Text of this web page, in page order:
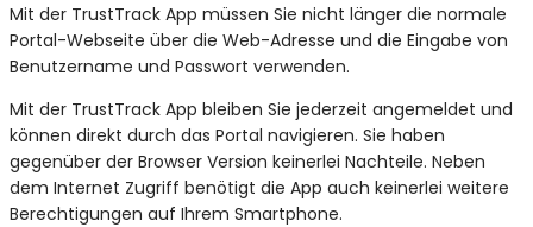
Mit der TrustTrack App müssen Sie nicht länger die normale
Portal-Webseite über die Web-Adresse und die Eingabe von
Benutzername und Passwort verwenden.
Mit der TrustTrack App bleiben Sie jederzeit angemeldet und
können direkt durch das Portal navigieren. Sie haben
gegenüber der Browser Version keinerlei Nachteile. Neben
dem Internet Zugriff benötigt die App auch keinerlei weitere
Berechtigungen auf Ihrem Smartphone.